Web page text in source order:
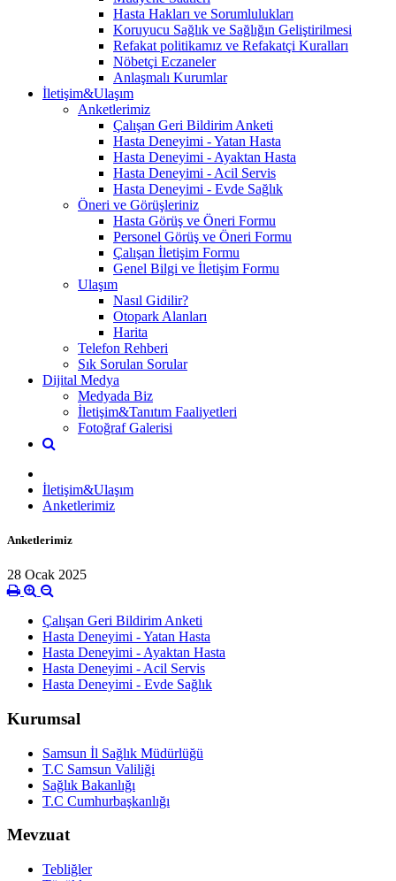
Hasta Hakları ve Sorumlulukları
Koruyucu Sağlık ve Sağlığın Geliştirilmesi
Refakat politikamız ve Refakatçi Kuralları
Nöbetçi Eczaneler
Anlaşmalı Kurumlar
İletişim&Ulaşım
Anketlerimiz
Çalışan Geri Bildirim Anketi
Hasta Deneyimi - Yatan Hasta
Hasta Deneyimi - Ayaktan Hasta
Hasta Deneyimi - Acil Servis
Hasta Deneyimi - Evde Sağlık
Öneri ve Görüşleriniz
Hasta Görüş ve Öneri Formu
Personel Görüş ve Öneri Formu
Çalışan İletişim Formu
Genel Bilgi ve İletişim Formu
Ulaşım
Nasıl Gidilir?
Otopark Alanları
Harita
Telefon Rehberi
Sık Sorulan Sorular
Dijital Medya
Medyada Biz
İletişim&Tanıtım Faaliyetleri
Fotoğraf Galerisi
İletişim&Ulaşım
Anketlerimiz
Anketlerimiz
28 Ocak 2025
Çalışan Geri Bildirim Anketi
Hasta Deneyimi - Yatan Hasta
Hasta Deneyimi - Ayaktan Hasta
Hasta Deneyimi - Acil Servis
Hasta Deneyimi - Evde Sağlık
Kurumsal
Samsun İl Sağlık Müdürlüğü
T.C Samsun Valiliği
Sağlık Bakanlığı
T.C Cumhurbaşkanlığı
Mevzuat
Tebliğler